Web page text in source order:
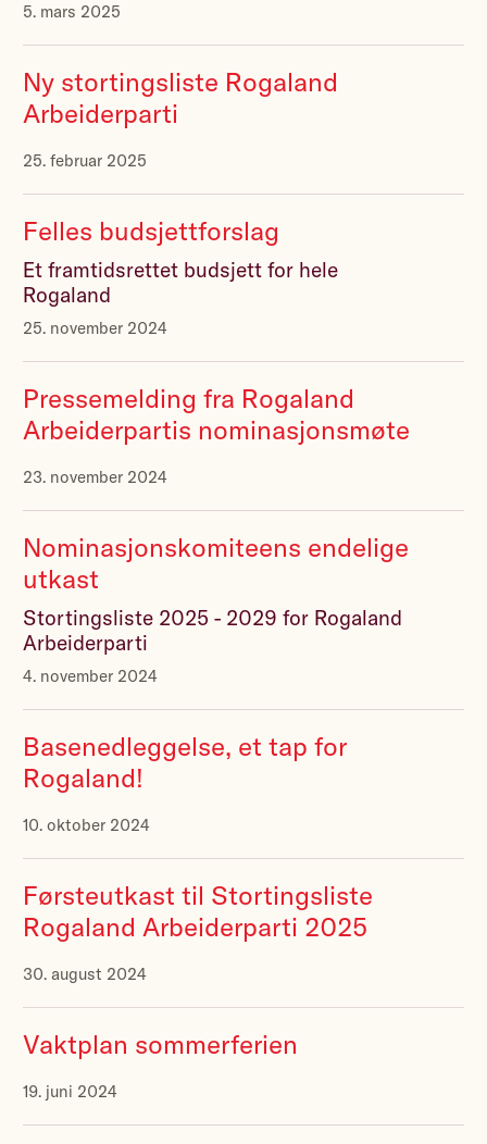
5. mars 2025
Ny stortingsliste Rogaland
Arbeiderparti
25. februar 2025
Felles budsjettforslag
25. november 2024
Et framtidsrettet budsjett for hele
Rogaland
Pressemelding fra Rogaland
Arbeiderpartis nominasjonsmøte
23. november 2024
Nominasjonskomiteens endelige
utkast
4. november 2024
Stortingsliste 2025 - 2029 for Rogaland
Arbeiderparti
Basenedleggelse, et tap for
Rogaland!
10. oktober 2024
Førsteutkast til Stortingsliste
Rogaland Arbeiderparti 2025
30. august 2024
Vaktplan sommerferien
19. juni 2024